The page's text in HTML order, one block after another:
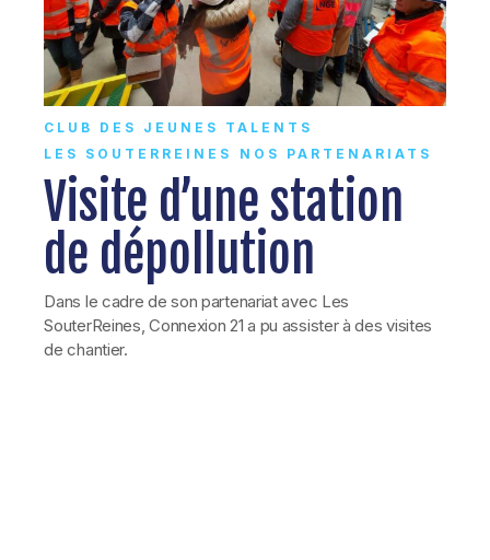
CLUB DES JEUNES TALENTS
LES SOUTERREINES
NOS PARTENARIATS
Visite d’une station
de dépollution
Dans le cadre de son partenariat avec Les
SouterReines, Connexion 21 a pu assister à des visites
de chantier.